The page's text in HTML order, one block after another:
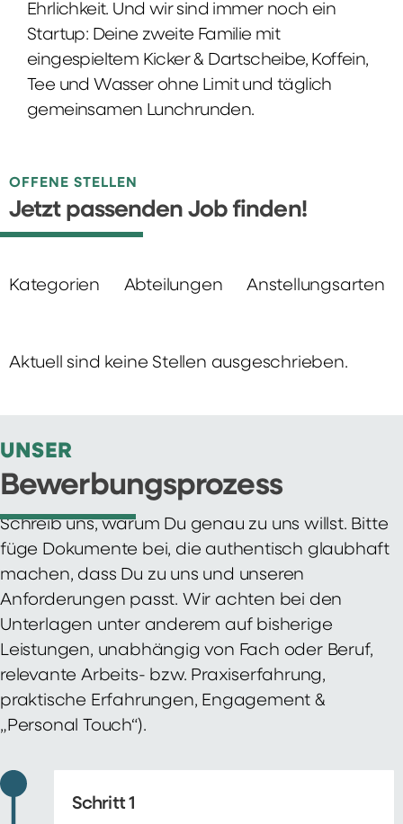
Ehrlichkeit. Und wir sind immer noch ein
Startup: Deine zweite Familie mit
eingespieltem Kicker & Dartscheibe, Koffein,
Tee und Wasser ohne Limit und täglich
gemeinsamen Lunchrunden.
OFFENE STELLEN
Jetzt passenden Job finden!
Kategorien Abteilungen Anstellungsarten
Aktuell sind keine Stellen ausgeschrieben.
UNSER
Bewerbungsprozess
Schreib uns, warum Du genau zu uns willst. Bitte
füge Dokumente bei, die authentisch glaubhaft
machen, dass Du zu uns und unseren
Anforderungen passt. Wir achten bei den
Unterlagen unter anderem auf bisherige
Leistungen, unabhängig von Fach oder Beruf,
relevante Arbeits- bzw. Praxiserfahrung,
praktische Erfahrungen, Engagement &
„Personal Touch“).
Schritt 1